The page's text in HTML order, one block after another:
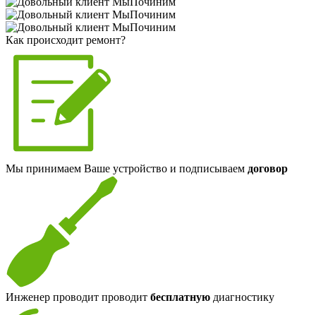
Как происходит ремонт?
Мы принимаем Ваше устройство и подписываем договор
Инженер проводит проводит бесплатную диагностику